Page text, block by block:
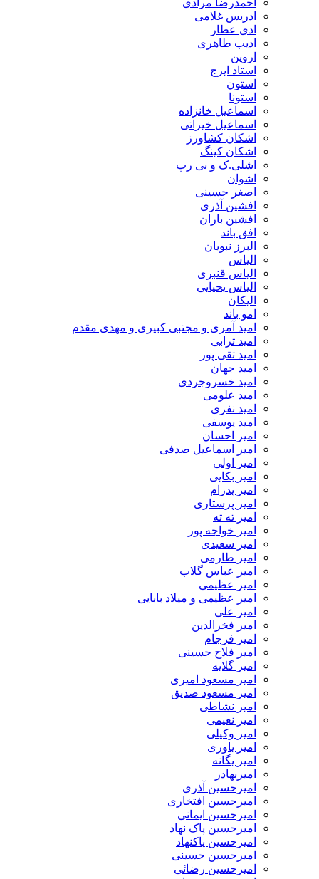
احمدرضا مرادی
ادریس غلامی
ادی عطار
ادیب طاهری
اروین
استاد ایرج
استون
استونا
اسماعیل خانزاده
اسماعیل خیراتی
اشکان کشاورز
اشکان کینگ
اشلی.ک و بی رپ
اشوان
اصغر حسینی
افشین آذری
افشین باران
افق باند
البرز نبویان
الیاس
الیاس قنبرى
الیاس یحیایی
الیکان
امو باند
امید آمری و مجتبی کبیری و مهدى مقدم
امید ترابی
امید تقی پور
امید جهان
امید خسروجردی
امید علومی
امید نفری
امید یوسفی
امیر احسان
امیر اسماعیل صدفی
امیر اولی
امیر بکایی
امیر پدرام
امیر پرستاری
امیر ته ته
امیر خواجه پور
امیر سعیدی
امیر طارمی
امیر عباس گلاب
امیر عظیمی
امیر عظیمی و میلاد بابایی
امیر علی
امیر فخرالدین
امیر فرجام
امیر فلاح حسینی
امیر گلایه
امیر مسعود امیری
امیر مسعود صدیق
امیر نشاطی
امیر نعیمی
امیر وکیلی
امیر یاوری
امیر یگانه
امیربهادر
امیرحسین آذری
امیرحسین افتخاری
امیرحسین ایمانی
امیرحسین پاک نهاد
امیرحسین پاکنهاد
امیرحسین حسینی
امیرحسین رضائی